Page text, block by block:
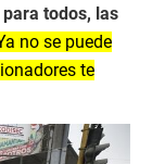
todos, las
no se puede
te